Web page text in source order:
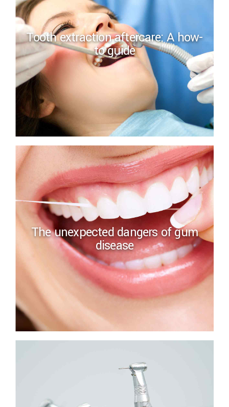
Tooth extraction aftercare: A how-
to guide
Hello world!
The unexpected dangers of gum
disease